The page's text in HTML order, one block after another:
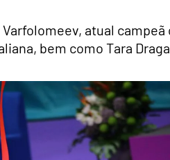
atual campeã
bem como Tara